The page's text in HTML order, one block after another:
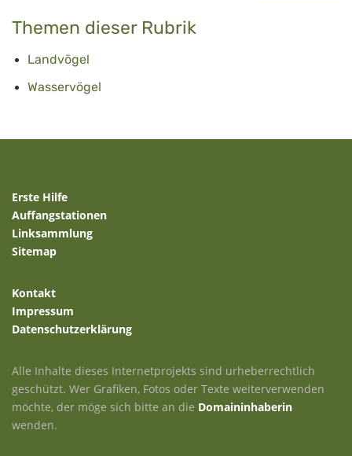
Themen dieser Rubrik
Landvögel
Wasservögel
Erste Hilfe
Auffangstationen
Linksammlung
Sitemap
Kontakt
Impressum
Datenschutzerklärung
Alle Inhalte dieses Internetprojekts sind urheberrechtlich
geschützt. Wer Grafiken, Fotos oder Texte weiterverwenden
möchte, der möge sich bitte an die Domaininhaberin
wenden.